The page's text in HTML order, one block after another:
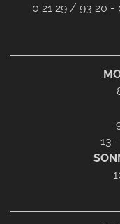
0 21 29 / 93 20 -
13